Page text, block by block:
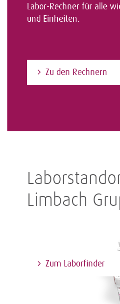
Labor-Rechner für alle
und Einheiten.
Zu den Rechnern
Limbach
Zum Laborfinder